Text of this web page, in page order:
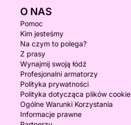
O NAS
Pomoc
Kim jesteśmy
Na czym to polega?
Z prasy
Wynajmij swoją łódź
Profesjonalni armatorzy
Polityka prywatności
Polityka dotycząca plików cookie
Ogólne Warunki Korzystania
Informacje prawne